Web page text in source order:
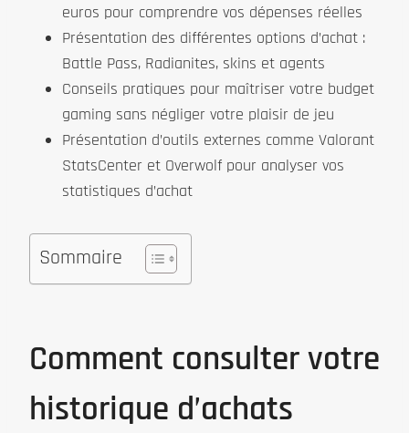
euros pour comprendre vos dépenses réelles
Présentation des différentes options d’achat :
Battle Pass, Radianites, skins et agents
Conseils pratiques pour maîtriser votre budget
gaming sans négliger votre plaisir de jeu
Présentation d’outils externes comme Valorant
StatsCenter et Overwolf pour analyser vos
statistiques d’achat
Sommaire
Comment consulter votre
historique d’achats